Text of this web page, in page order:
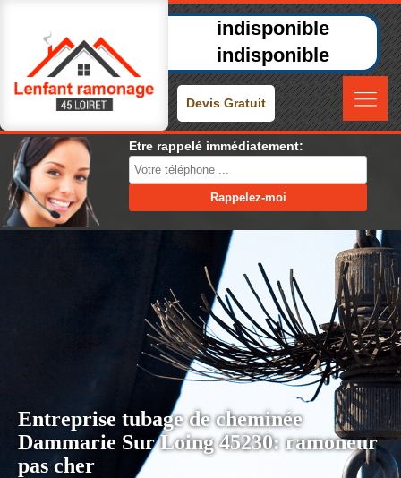
indisponible
indisponible
Devis Gratuit
Etre rappelé immédiatement:
Entreprise tubage de cheminée
Dammarie Sur Loing 45230: ramoneur
pas cher